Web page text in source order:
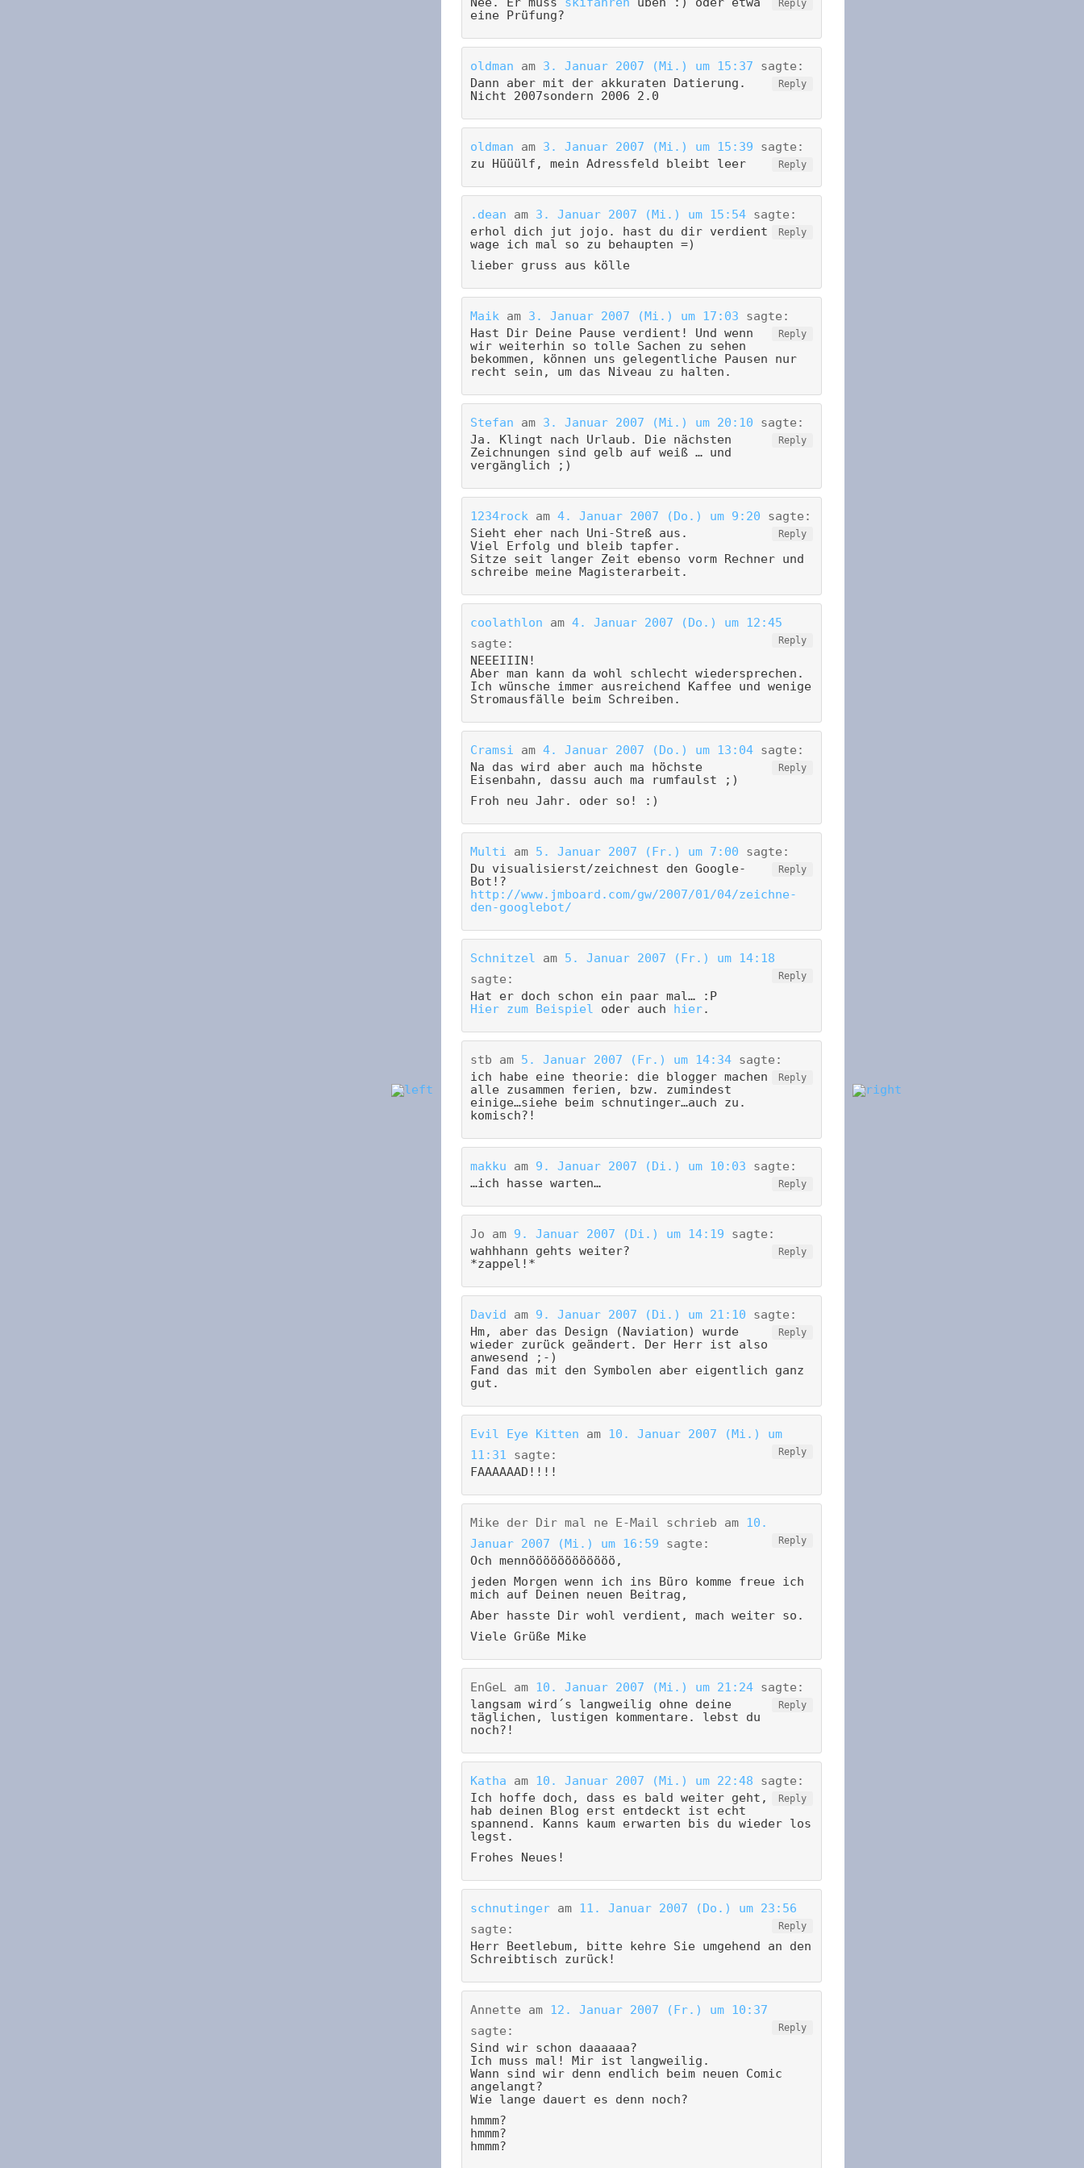
Reply
eine Prüfung?
oldman am 3. Januar 2007 (Mi.) um 15:37 sagte:
Reply
Dann aber mit der akkuraten Datierung.
Nicht 2007sondern 2006 2.0
oldman am 3. Januar 2007 (Mi.) um 15:39 sagte:
Reply
zu Hüüülf, mein Adressfeld bleibt leer
.dean am 3. Januar 2007 (Mi.) um 15:54 sagte:
Reply
erhol dich jut jojo. hast du dir verdient
wage ich mal so zu behaupten =)
lieber gruss aus kölle
Maik am 3. Januar 2007 (Mi.) um 17:03 sagte:
Reply
Hast Dir Deine Pause verdient! Und wenn
wir weiterhin so tolle Sachen zu sehen
bekommen, können uns gelegentliche Pausen nur
recht sein, um das Niveau zu halten.
Stefan am 3. Januar 2007 (Mi.) um 20:10 sagte:
Reply
Ja. Klingt nach Urlaub. Die nächsten
Zeichnungen sind gelb auf weiß … und
vergänglich ;)
1234rock am 4. Januar 2007 (Do.) um 9:20 sagte:
Reply
Sieht eher nach Uni-Streß aus.
Viel Erfolg und bleib tapfer.
Sitze seit langer Zeit ebenso vorm Rechner und
schreibe meine Magisterarbeit.
coolathlon am 4. Januar 2007 (Do.) um 12:45
sagte:
Reply
NEEEIIIN!
Aber man kann da wohl schlecht wiedersprechen.
Ich wünsche immer ausreichend Kaffee und wenige
Stromausfälle beim Schreiben.
Cramsi am 4. Januar 2007 (Do.) um 13:04 sagte:
Reply
Na das wird aber auch ma höchste
Eisenbahn, dassu auch ma rumfaulst ;)
Froh neu Jahr. oder so! :)
Multi am 5. Januar 2007 (Fr.) um 7:00 sagte:
Reply
Du visualisierst/zeichnest den Google-
Bot!?
http://www.jmboard.com/gw/2007/01/04/zeichne-
den-googlebot/
Schnitzel am 5. Januar 2007 (Fr.) um 14:18
sagte:
Reply
Hat er doch schon ein paar mal… :P
Hier zum Beispiel oder auch hier.
stb am 5. Januar 2007 (Fr.) um 14:34 sagte:
Reply
ich habe eine theorie: die blogger machen
alle zusammen ferien, bzw. zumindest
einige…siehe beim schnutinger…auch zu.
komisch?!
makku am 9. Januar 2007 (Di.) um 10:03 sagte:
Reply
…ich hasse warten…
Jo am 9. Januar 2007 (Di.) um 14:19 sagte:
Reply
wahhhann gehts weiter?
*zappel!*
David am 9. Januar 2007 (Di.) um 21:10 sagte:
Reply
Hm, aber das Design (Naviation) wurde
wieder zurück geändert. Der Herr ist also
anwesend ;-)
Fand das mit den Symbolen aber eigentlich ganz
gut.
Evil Eye Kitten am 10. Januar 2007 (Mi.) um
11:31
sagte: Reply
FAAAAAAD!!!!
Mike der Dir mal ne E-Mail schrieb am 10.
Januar 2007 (Mi.) um 16:59
sagte: Reply
Och mennöööööööööööö,
jeden Morgen wenn ich ins Büro komme freue ich
mich auf Deinen neuen Beitrag,
Aber hasste Dir wohl verdient, mach weiter so.
Viele Grüße Mike
EnGeL am 10. Januar 2007 (Mi.) um 21:24 sagte:
Reply
langsam wird´s langweilig ohne deine
täglichen, lustigen kommentare. lebst du
noch?!
Katha am 10. Januar 2007 (Mi.) um 22:48 sagte:
Reply
Ich hoffe doch, dass es bald weiter geht,
hab deinen Blog erst entdeckt ist echt
spannend. Kanns kaum erwarten bis du wieder los
legst.
Frohes Neues!
schnutinger am 11. Januar 2007 (Do.) um 23:56
sagte:
Reply
Herr Beetlebum, bitte kehre Sie umgehend an den
Schreibtisch zurück!
Annette am 12. Januar 2007 (Fr.) um 10:37
sagte:
Reply
Sind wir schon daaaaaa?
Ich muss mal! Mir ist langweilig.
Wann sind wir denn endlich beim neuen Comic
angelangt?
Wie lange dauert es denn noch?
hmmm?
hmmm?
hmmm?